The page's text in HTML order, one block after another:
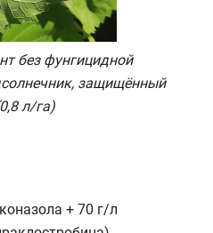
без фунгицидной
защищённый
л/га)
+ 70 г/л